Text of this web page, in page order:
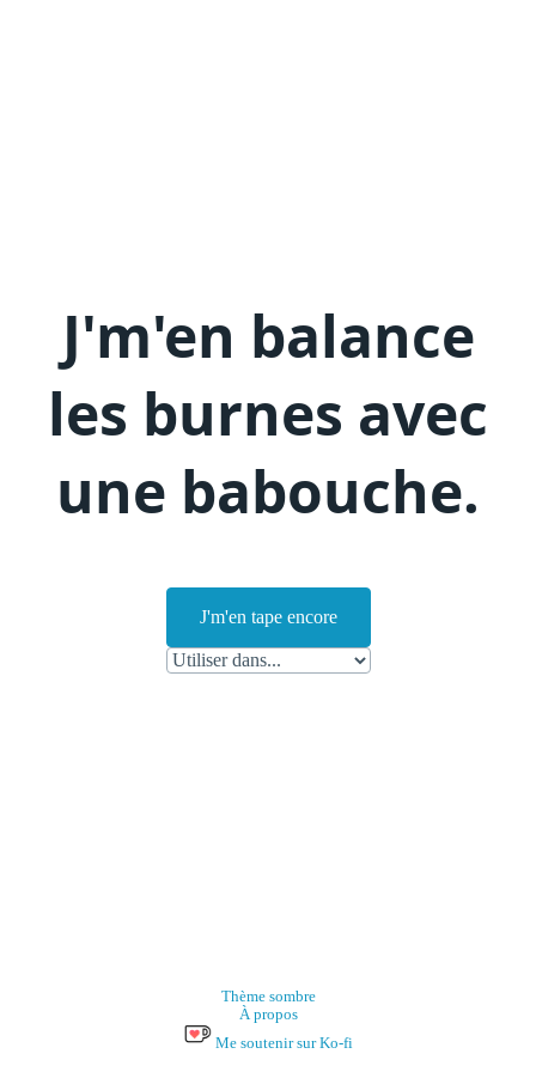
J'm'en balance
les burnes avec
une babouche.
J'm'en tape encore
Thème sombre
À propos
Me soutenir sur Ko-fi